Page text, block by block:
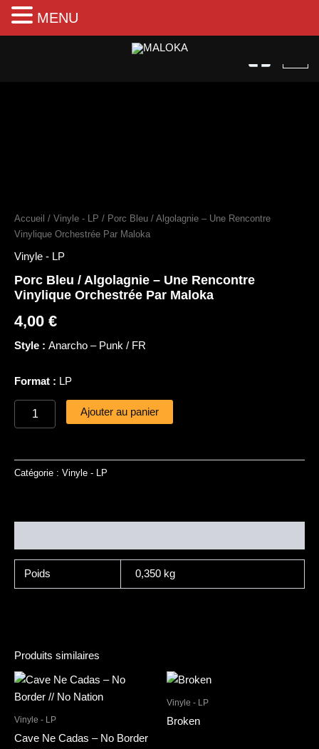
Aller
Accueil / Vinyle - LP / Porc Bleu / Algolagnie – Une Rencontre
Vinylique Orchestrée Par Maloka
Vinyle - LP
Porc Bleu / Algolagnie – Une Rencontre
Vinylique Orchestrée Par Maloka
4,00 €
Style : Anarcho – Punk / FR
Format : LP
/
Algolagnie
Une
Rencontre
Vinylique
Orchestrée
Par
Ajouter au panier
Catégorie : Vinyle - LP
Poids 0,350 kg
Produits similaires
Vinyle - LP
Cave Ne Cadas – No Border
Vinyle - LP
Broken
MENU